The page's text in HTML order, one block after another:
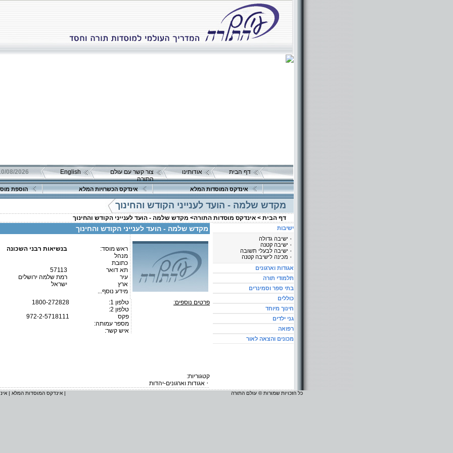
דף הבית אודותינו
צור קשר עם עולם
התורה
English 10/08/2026 יום שני כ"ז אב
אינדקס המוסדות המלא אינדקס הכשרויות המלא הוספת
מקדש שלמה - הועד לענייני הקודש והחינוך
דף הבית > אינדקס מוסדות התורה> מקדש שלמה - הועד לענייני הקודש והחינוך
מקדש שלמה - הועד לענייני הקודש והחינוך
ראש מוסד:
בנשיאות רבני השכונה
מנהל
כתובת
תא דואר
57113
עיר
רמת שלמה ירושלים
ארץ
ישראל
מידע נוסף...
פרטים נוספים:
טלפון 1:
טלפון 2:
פקס
מספר עמותה:
איש קשר:
1800-272828
972-2-5718111
קטגוריות:
אגודות וארגונים-יהדות
ישיבות
ישיבה גדולה
ישיבה קטנה
ישיבה לבעלי תשובה
מכינה לישיבה קטנה
אגודות וארגונים
תלמודי תורה
בתי ספר וסמינרים
כוללים
חינוך מיוחד
גני ילדים
רפואה
מכונים והצאה לאור
כל הזכויות שמורות © עולם התורה אינדקס המוסדות המלא | |